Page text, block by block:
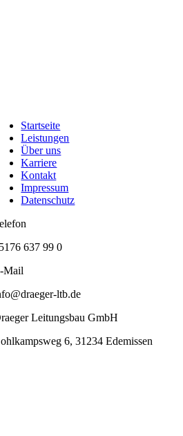
Startseite
Leistungen
Über uns
Karriere
Kontakt
Impressum
Datenschutz
637 99 0
Mail
ltb.de
Leitungsbau GmbH
6, 31234 Edemissen